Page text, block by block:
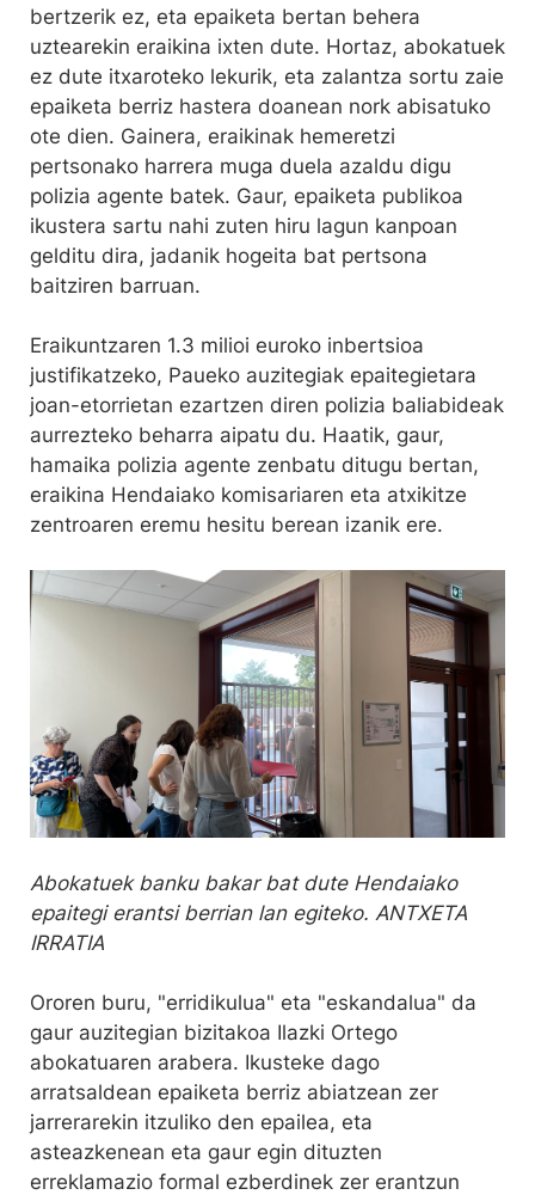
bertzerik ez, eta epaiketa bertan behera
uztearekin eraikina ixten dute. Hortaz, abokatuek
ez dute itxaroteko lekurik, eta zalantza sortu zaie
epaiketa berriz hastera doanean nork abisatuko
ote dien. Gainera, eraikinak hemeretzi
pertsonako harrera muga duela azaldu digu
polizia agente batek. Gaur, epaiketa publikoa
ikustera sartu nahi zuten hiru lagun kanpoan
gelditu dira, jadanik hogeita bat pertsona
baitziren barruan.
Eraikuntzaren 1.3 milioi euroko inbertsioa
justifikatzeko, Paueko auzitegiak epaitegietara
joan-etorrietan ezartzen diren polizia baliabideak
aurrezteko beharra aipatu du. Haatik, gaur,
hamaika polizia agente zenbatu ditugu bertan,
eraikina Hendaiako komisariaren eta atxikitze
zentroaren eremu hesitu berean izanik ere.
Abokatuek banku bakar bat dute Hendaiako
epaitegi erantsi berrian lan egiteko. ANTXETA
IRRATIA
Ororen buru, "erridikulua" eta "eskandalua" da
gaur auzitegian bizitakoa Ilazki Ortego
abokatuaren arabera. Ikusteke dago
arratsaldean epaiketa berriz abiatzean zer
jarrerarekin itzuliko den epailea, eta
asteazkenean eta gaur egin dituzten
erreklamazio formal ezberdinek zer erantzun